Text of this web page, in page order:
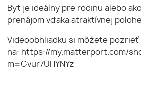
Byt je ideálny pre rodinu alebo
prenájom vďaka atraktívnej
Videoobhliadku si môžete pozrieť
na: https://my.matterport.com/
m=Gvur7UHYNYz